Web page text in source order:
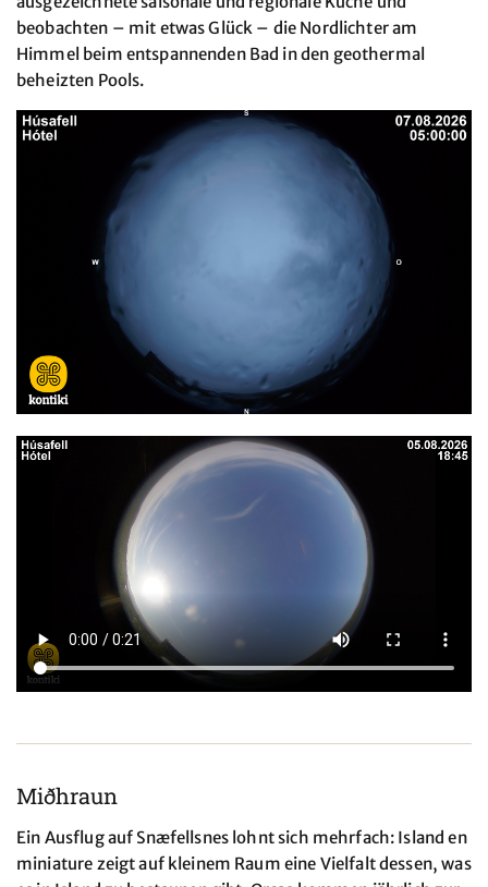
beobachten – mit etwas Glück – die Nordlichter am
Himmel beim entspannenden Bad in den geothermal
beheizten Pools.
Miðhraun
Ein Ausflug auf Snæfellsnes lohnt sich mehrfach: Island en
miniature zeigt auf kleinem Raum eine Vielfalt dessen, was